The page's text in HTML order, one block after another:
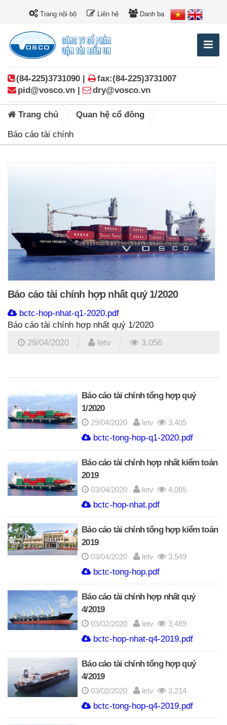
Trang nội bộ Liên hệ Danh bạ
(84-225)3731090 |
fax:(84-225)3731007
pid@vosco.vn |
dry@vosco.vn
Trang chủ Quan hệ cổ đông
Báo cáo tài chính
Báo cáo tài chính hợp nhất quý 1/2020
bctc-hop-nhat-q1-2020.pdf
Báo cáo tài chính hợp nhất quý 1/2020
29/04/2020
letv 3,056
Báo cáo tài chính tổng hợp quý
1/2020
29/04/2020 letv 3,405
bctc-tong-hop-q1-2020.pdf
Báo cáo tài chính hợp nhất kiểm toán
2019
03/04/2020 letv 4,085
bctc-hop-nhat.pdf
Báo cáo tài chính tổng hợp kiểm toán
2019
03/04/2020 letv 3,549
bctc-tong-hop.pdf
Báo cáo tài chính hợp nhất quý
4/2019
03/02/2020 letv 3,489
bctc-hop-nhat-q4-2019.pdf
Báo cáo tài chính tổng hợp quý
4/2019
03/02/2020 letv 3,214
bctc-tong-hop-q4-2019.pdf